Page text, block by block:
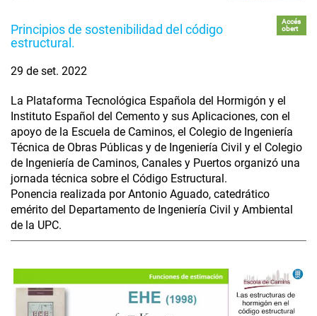
Principios de sostenibilidad del código
estructural.
Accés
obert
29 de set. 2022
La Plataforma Tecnológica Española del Hormigón y el
Instituto Español del Cemento y sus Aplicaciones, con el
apoyo de la Escuela de Caminos, el Colegio de Ingeniería
Técnica de Obras Públicas y de Ingeniería Civil y el Colegio
de Ingeniería de Caminos, Canales y Puertos organizó una
jornada técnica sobre el Código Estructural.
Ponencia realizada por Antonio Aguado, catedrático
emérito del Departamento de Ingeniería Civil y Ambiental
de la UPC.